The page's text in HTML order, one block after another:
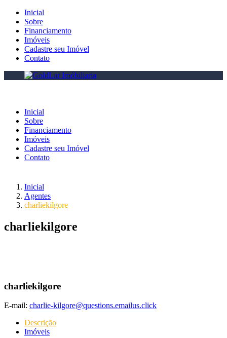
Inicial
Sobre
Financiamento
Imóveis
Cadastre seu Imóvel
Contato
Inicial
Sobre
Financiamento
Imóveis
Cadastre seu Imóvel
Contato
Inicial
Agentes
charliekilgore
charliekilgore
charliekilgore
E-mail: charlie-kilgore@questions.emailus.click
Descrição
Imóveis